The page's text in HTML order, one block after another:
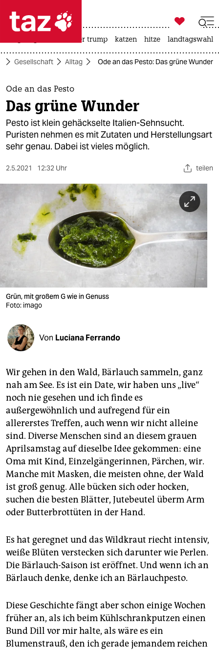
 taz zahl ich
taz zahl ich
themen
politik
öko
gesellschaft
berlin
nord
verlag
verlag
veranstaltungen
shop
unterstützen
abo
genossenschaft
epaper login

taz zahl ich
usa unter trump katzen hitze landtagswahl
Gesellschaft Alltag Ode an das Pesto: Das grüne Wunder
Ode an das Pesto
Das grüne Wunder
Pesto ist klein gehäckselte Italien-Sehnsucht.
Puristen nehmen es mit Zutaten und Herstellungsart
sehr genau. Dabei ist vieles möglich.
2.5.2021 12:32 Uhr teilen
Grün, mit großem G wie in Genuss
Foto: imago
Von Luciana Ferrando
Wir gehen in den Wald, Bärlauch sammeln, ganz
nah am See. Es ist ein Date, wir haben uns „live“
noch nie gesehen und ich finde es
außergewöhnlich und aufregend für ein
allererstes Treffen, auch wenn wir nicht alleine
sind. Diverse Menschen sind an diesem grauen
Aprilsamstag auf dieselbe Idee gekommen: eine
Oma mit Kind, Einzelgängerinnen, Pärchen, wir.
Manche mit Masken, die meisten ohne, der Wald
ist groß genug. Alle bücken sich oder hocken,
suchen die besten Blätter, Jutebeutel überm Arm
oder Butterbrottüten in der Hand.
Es hat geregnet und das Wildkraut riecht intensiv,
weiße Blüten verstecken sich darunter wie Perlen.
Die Bärlauch-Saison ist eröffnet. Und wenn ich an
Bärlauch denke, denke ich an Bärlauchpesto.
Diese Geschichte fängt aber schon einige Wochen
früher an, als ich beim Kühlschrankputzen einen
Bund Dill vor mir halte, als wäre es ein
Blumenstrauß, den ich gerade jemandem reichen